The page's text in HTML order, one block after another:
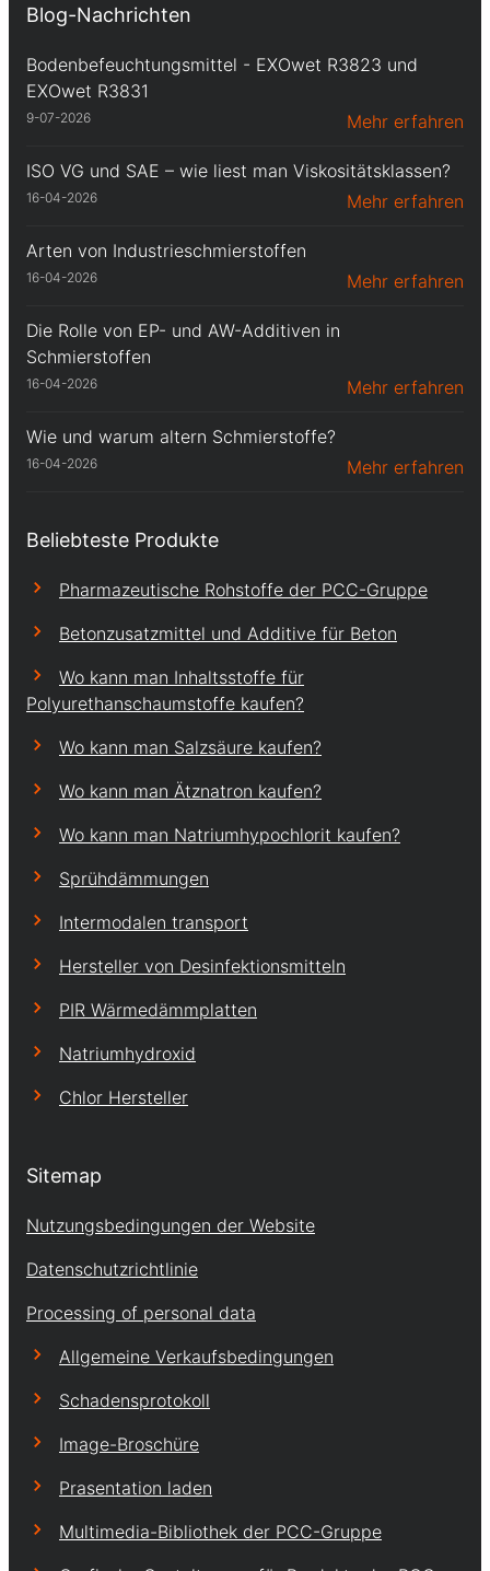
Blog-Nachrichten
Bodenbefeuchtungsmittel - EXOwet R3823 und
EXOwet R3831
9-07-2026 Mehr erfahren
ISO VG und SAE – wie liest man Viskositätsklassen?
16-04-2026 Mehr erfahren
Arten von Industrieschmierstoffen
16-04-2026 Mehr erfahren
Die Rolle von EP- und AW-Additiven in
Schmierstoffen
16-04-2026 Mehr erfahren
Wie und warum altern Schmierstoffe?
16-04-2026 Mehr erfahren
Beliebteste Produkte
Pharmazeutische Rohstoffe der PCC-Gruppe
Betonzusatzmittel und Additive für Beton
Wo kann man Inhaltsstoffe für
Polyurethanschaumstoffe kaufen?
Wo kann man Salzsäure kaufen?
Wo kann man Ätznatron kaufen?
Wo kann man Natriumhypochlorit kaufen?
Sprühdämmungen
Intermodalen transport
Hersteller von Desinfektionsmitteln
PIR Wärmedämmplatten
Natriumhydroxid
Chlor Hersteller
Sitemap
Nutzungsbedingungen der Website
Datenschutzrichtlinie
Processing of personal data
Allgemeine Verkaufsbedingungen
Schadensprotokoll
Image-Broschüre
Prasentation laden
Multimedia-Bibliothek der PCC-Gruppe